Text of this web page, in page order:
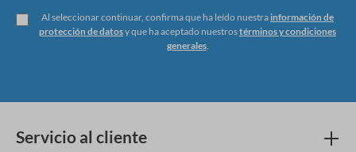
Al seleccionar continuar, confirma que ha leído nuestra información de
protección de datosy que ha aceptado nuestrostérminos y condiciones
generales.
Servicio al cliente